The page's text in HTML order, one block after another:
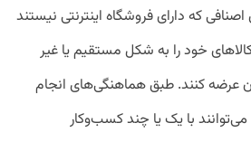
اصنافی که دارای فروشگاه اینترنتی نیستند
خود را به شکل مستقیم یا غیر
عرضه کنند. طبق هماهنگی‌های انجام
با یک یا چند کسب‌وکار